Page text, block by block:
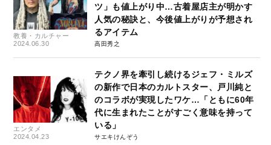
教養・カルチャー
2024.06.30
ツ」も値上がり中…古着屋店主が明かす
人気の秘訣と、今後値上がりが予想され
るアイテム
高田秀之
エンタメ
2024.04.23
テクノ界を牽引し続けるジェフ・ミルズ
の新作で日本のカルトスター、戸川純と
のコラボが実現したワケ…「ともに60年
代に生まれたことがすごく意味を持って
いる」
サエキけんぞう